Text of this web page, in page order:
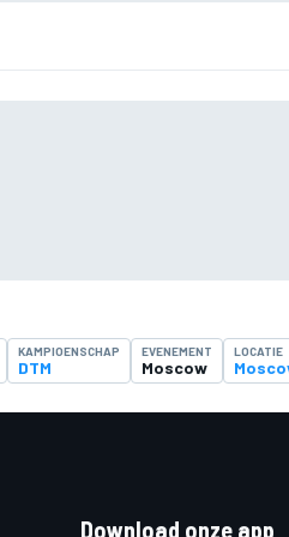
KAMPIOENSCHAP
DTM
EVENEMENT
Moscow
LOCATIE
Download onze app